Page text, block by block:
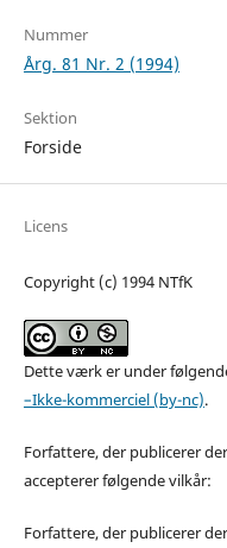
Nummer
Årg. 81 Nr. 2 (1994)
Sektion
Forside
Licens
Copyright (c) 1994 NTfK
Dette værk er under
–Ikke-kommerciel (by-nc).
Forfattere, der publicerer
accepterer følgende vilkår:
Forfattere, der publicerer